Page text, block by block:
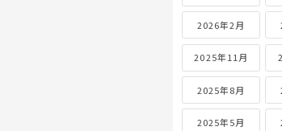
2026年2月
2025年11月
2025年8月
2025年5月